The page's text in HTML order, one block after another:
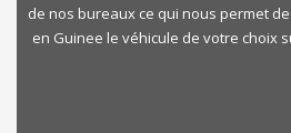
de nos bureaux ce qui nous permet
en Guinee le véhicule de votre choix